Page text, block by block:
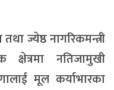
ज्येष्ठ नागरिकमन्त्री
नतिजामुखी
मूल कर्याभारका